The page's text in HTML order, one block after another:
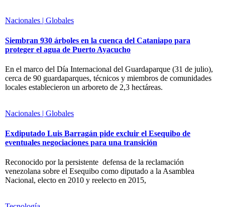
Nacionales | Globales
Siembran 930 árboles en la cuenca del Cataniapo para
proteger el agua de Puerto Ayacucho
En el marco del Día Internacional del Guardaparque (31 de julio),
cerca de 90 guardaparques, técnicos y miembros de comunidades
locales establecieron un arboreto de 2,3 hectáreas.
Nacionales | Globales
Exdiputado Luis Barragán pide excluir el Esequibo de
eventuales negociaciones para una transición
Reconocido por la persistente defensa de la reclamación
venezolana sobre el Esequibo como diputado a la Asamblea
Nacional, electo en 2010 y reelecto en 2015,